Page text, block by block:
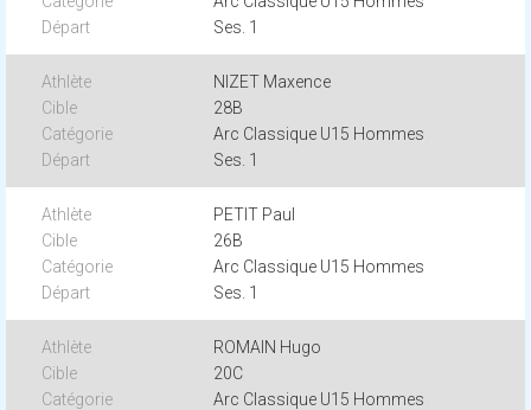
Ses. 1
NIZET Maxence
28B
Arc Classique U15 Hommes
Ses. 1
PETIT Paul
26B
Arc Classique U15 Hommes
Ses. 1
ROMAIN Hugo
20C
Arc Classique U15 Hommes